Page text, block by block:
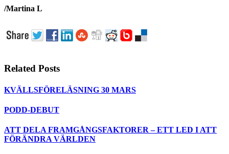
/Martina L
Related Posts
KVÄLLSFÖRELÄSNING 30 MARS
PODD-DEBUT
ATT DELA FRAMGÅNGSFAKTORER – ETT LED I ATT
FÖRÄNDRA VÄRLDEN